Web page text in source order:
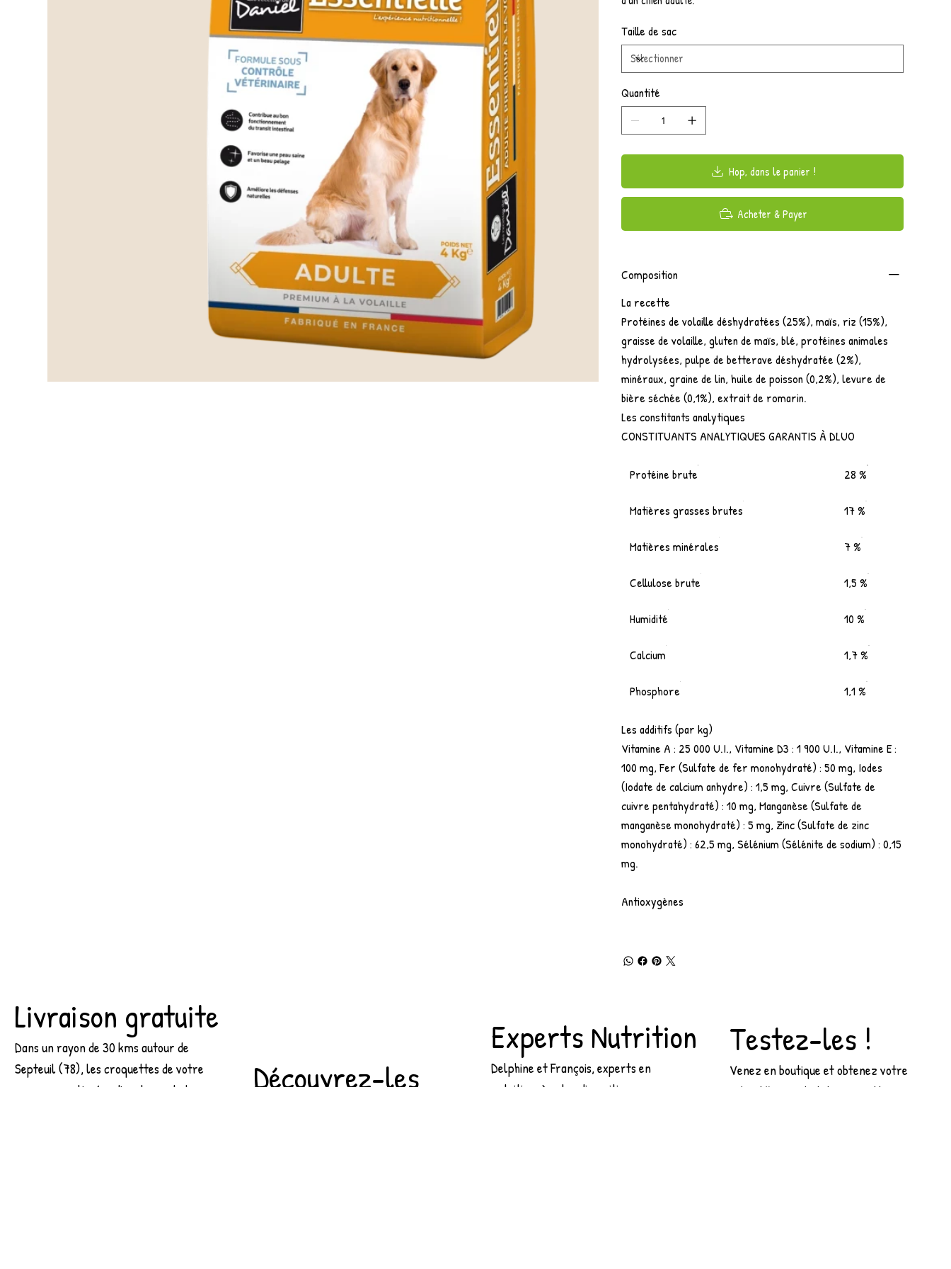
Taille de sac
Quantité
Hop, dans le panier !
Acheter & Payer
Composition
La recette
Protéines de volaille déshydratées (25%), maïs, riz (15%),
graisse de volaille, gluten de maïs, blé, protéines animales
hydrolysées, pulpe de betterave déshydratée (2%),
minéraux, graine de lin, huile de poisson (0,2%), levure de
bière séchée (0,1%), extrait de romarin.
Les constitants analytiques
CONSTITUANTS ANALYTIQUES GARANTIS À DLUO
Protéine brute 28 %
Matières grasses brutes 17 %
Matières minérales 7 %
Cellulose brute 1,5 %
Humidité 10 %
Calcium 1,7 %
Phosphore 1,1 %
Les additifs (par kg)
Vitamine A : 25 000 U.I., Vitamine D3 : 1 900 U.I., Vitamine E :
100 mg, Fer (Sulfate de fer monohydraté) : 50 mg, Iodes
(Iodate de calcium anhydre) : 1,5 mg, Cuivre (Sulfate de
cuivre pentahydraté) : 10 mg, Manganèse (Sulfate de
manganèse monohydraté) : 5 mg, Zinc (Sulfate de zinc
monohydraté) : 62,5 mg, Sélénium (Sélénite de sodium) : 0,15
mg.
Antioxygènes
Livraison gratuite
Dans un rayon de 30 kms autour de
Septeuil (78), les croquettes de votre
compagnon, livrées directement chez
Découvrez-les
Experts Nutrition
Delphine et François, experts en
nutrition, à votre disposition pour vous
Testez-les !
Venez en boutique et obtenez votre
échantillon gratuit de croquettes. Ainsi,